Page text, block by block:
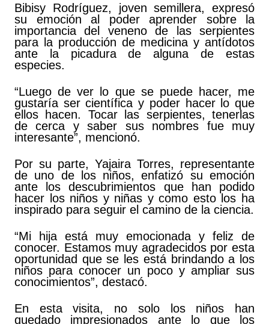
Bibisy Rodríguez, joven semillera, expresó
su emoción al poder aprender sobre la
importancia del veneno de las serpientes
para la producción de medicina y antídotos
ante la picadura de alguna de estas
especies.
“Luego de ver lo que se puede hacer, me
gustaría ser científica y poder hacer lo que
ellos hacen. Tocar las serpientes, tenerlas
de cerca y saber sus nombres fue muy
interesante”, mencionó.
Por su parte, Yajaira Torres, representante
de uno de los niños, enfatizó su emoción
ante los descubrimientos que han podido
hacer los niños y niñas y como esto los ha
inspirado para seguir el camino de la ciencia.
“Mi hija está muy emocionada y feliz de
conocer. Estamos muy agradecidos por esta
oportunidad que se les está brindando a los
niños para conocer un poco y ampliar sus
conocimientos”, destacó.
En esta visita, no solo los niños han
quedado impresionados ante lo que los